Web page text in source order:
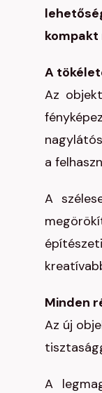
A
Az
a
A
Minden
Az új
A